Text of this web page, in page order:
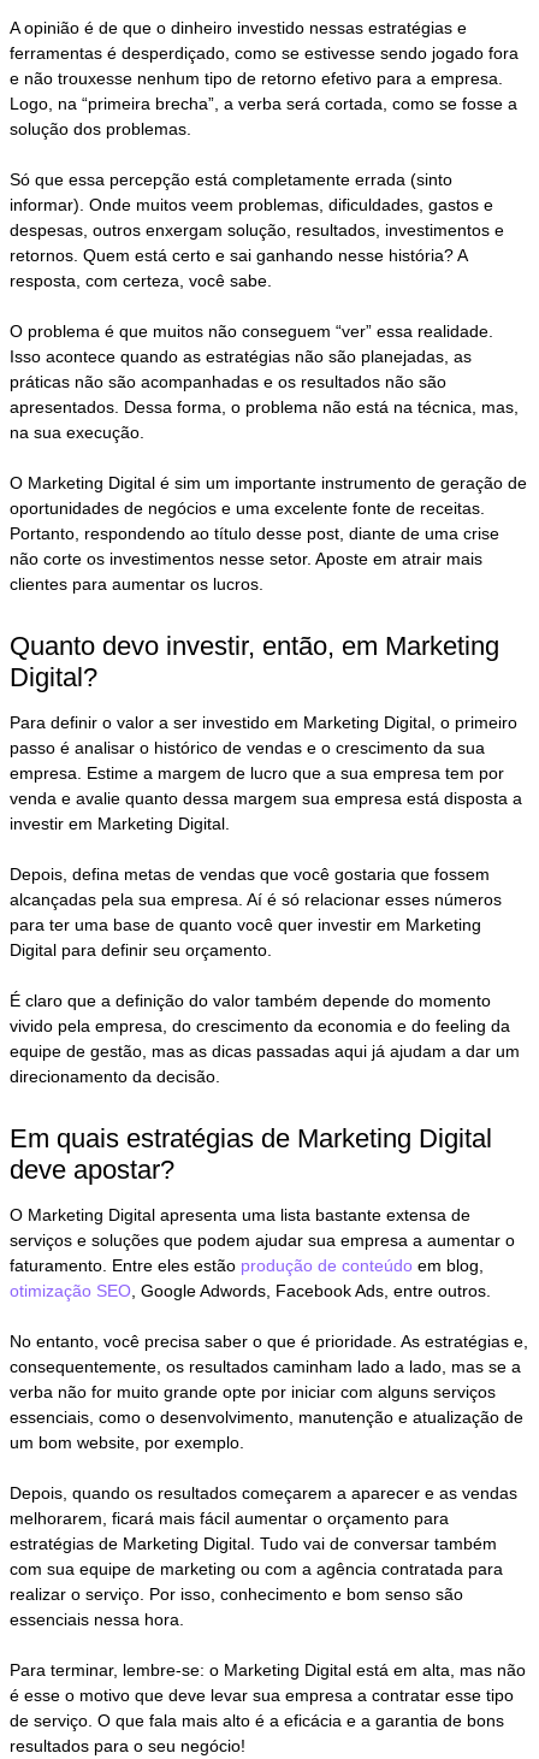
A opinião é de que o dinheiro investido nessas estratégias e
ferramentas é desperdiçado, como se estivesse sendo jogado fora
e não trouxesse nenhum tipo de retorno efetivo para a empresa.
Logo, na “primeira brecha”, a verba será cortada, como se fosse a
solução dos problemas.
Só que essa percepção está completamente errada (sinto
informar). Onde muitos veem problemas, dificuldades, gastos e
despesas, outros enxergam solução, resultados, investimentos e
retornos. Quem está certo e sai ganhando nesse história? A
resposta, com certeza, você sabe.
O problema é que muitos não conseguem “ver” essa realidade.
Isso acontece quando as estratégias não são planejadas, as
práticas não são acompanhadas e os resultados não são
apresentados. Dessa forma, o problema não está na técnica, mas,
na sua execução.
O Marketing Digital é sim um importante instrumento de geração de
oportunidades de negócios e uma excelente fonte de receitas.
Portanto, respondendo ao título desse post, diante de uma crise
não corte os investimentos nesse setor. Aposte em atrair mais
clientes para aumentar os lucros.
Quanto devo investir, então, em Marketing
Digital?
Para definir o valor a ser investido em Marketing Digital, o primeiro
passo é analisar o histórico de vendas e o crescimento da sua
empresa. Estime a margem de lucro que a sua empresa tem por
venda e avalie quanto dessa margem sua empresa está disposta a
investir em Marketing Digital.
Depois, defina metas de vendas que você gostaria que fossem
alcançadas pela sua empresa. Aí é só relacionar esses números
para ter uma base de quanto você quer investir em Marketing
Digital para definir seu orçamento.
É claro que a definição do valor também depende do momento
vivido pela empresa, do crescimento da economia e do feeling da
equipe de gestão, mas as dicas passadas aqui já ajudam a dar um
direcionamento da decisão.
Em quais estratégias de Marketing Digital
deve apostar?
O Marketing Digital apresenta uma lista bastante extensa de
serviços e soluções que podem ajudar sua empresa a aumentar o
faturamento. Entre eles estão produção de conteúdo em blog,
otimização SEO , Google Adwords, Facebook Ads, entre outros.
No entanto, você precisa saber o que é prioridade. As estratégias e,
consequentemente, os resultados caminham lado a lado, mas se a
verba não for muito grande opte por iniciar com alguns serviços
essenciais, como o desenvolvimento, manutenção e atualização de
um bom website, por exemplo.
Depois, quando os resultados começarem a aparecer e as vendas
melhorarem, ficará mais fácil aumentar o orçamento para
estratégias de Marketing Digital. Tudo vai de conversar também
com sua equipe de marketing ou com a agência contratada para
realizar o serviço. Por isso, conhecimento e bom senso são
essenciais nessa hora.
Para terminar, lembre-se: o Marketing Digital está em alta, mas não
é esse o motivo que deve levar sua empresa a contratar esse tipo
de serviço. O que fala mais alto é a eficácia e a garantia de bons
resultados para o seu negócio!